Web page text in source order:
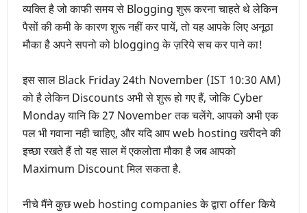
व्यक्ति है जो काफी समय से Blogging शुरू करना चाहते थे लेकिन
पैसों की कमी के कारण शुरू नहीं कर पायें, तो यह आपके लिए अनूठा
मौका है अपने सपनो को blogging के ज़रिये सच कर पाने का!
इस साल Black Friday 24th November (IST 10:30 AM)
को है लेकिन Discounts अभी से शुरू हो गए हैं, जोकि Cyber
Monday यानि कि 27 November तक चलेंगे. आपको अभी एक
पल भी गवाना नही चाहिए, और यदि आप web hosting खरीदने की
इच्छा रखते हैं तो यह साल में एकलोता मौका है जब आपको
Maximum Discount मिल सकता है.
नीचे मैंने कुछ web hosting companies के द्वारा offer किये